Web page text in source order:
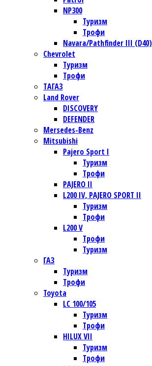
NP300
Туризм
Трофи
Navara/Pathfinder III (D40)
Chevrolet
Туризм
Трофи
TАГАЗ
Land Rover
DISCOVERY
DEFENDER
Mersedes-Benz
Mitsubishi
Pajero Sport I
Туризм
Трофи
PAJERO II
L200 IV, PAJERO SPORT II
Туризм
Трофи
L200 V
Трофи
Туризм
ГАЗ
Туризм
Трофи
Toyota
LC 100/105
Туризм
Трофи
HILUX VII
Туризм
Трофи